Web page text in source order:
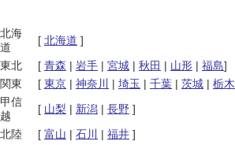
北海
道
[ 北海道 ]
東北
[ 青森 | 岩手 | 宮城 | 秋田 | 山形 | 福島]
関東
[ 東京 | 神奈川 | 埼玉 | 千葉 | 茨城 | 栃木
甲信
越
[ 山梨 | 新潟 | 長野 ]
北陸
[ 富山 | 石川 | 福井 ]